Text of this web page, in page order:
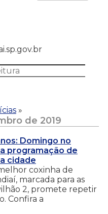
»
de 2019
Domingo no
programação de
cidade
coxinha de
marcada para as
2, promete repetir
Confira a